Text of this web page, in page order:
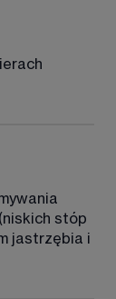
stóp
jastrzębia i